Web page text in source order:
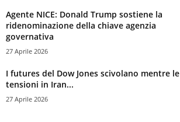
Agente NICE: Donald Trump sostiene la
ridenominazione della chiave agenzia
governativa
27 Aprile 2026
I futures del Dow Jones scivolano mentre le
tensioni in Iran...
27 Aprile 2026